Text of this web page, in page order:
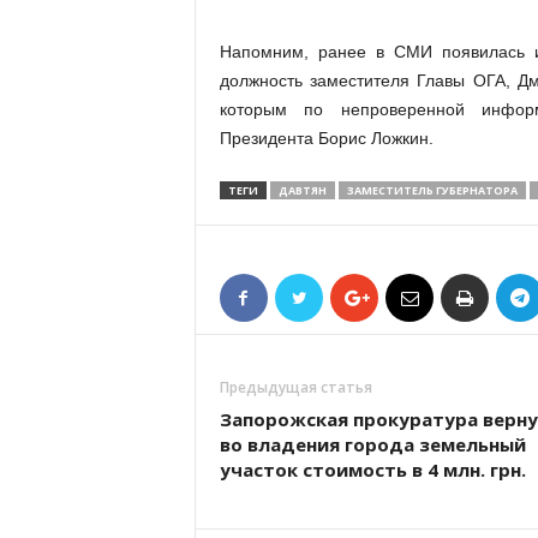
Напомним, ранее в СМИ появилась
должность заместителя Главы ОГА,
которым по непроверенной
Президента Борис Ложкин.
ТЕГИ ДАВТЯН ЗАМЕСТИТЕЛЬ ГУБЕРНАТОРА
Предыдущая статья
Запорожская прокуратура
во владения города земельный
участок стоимость в 4 млн. грн.